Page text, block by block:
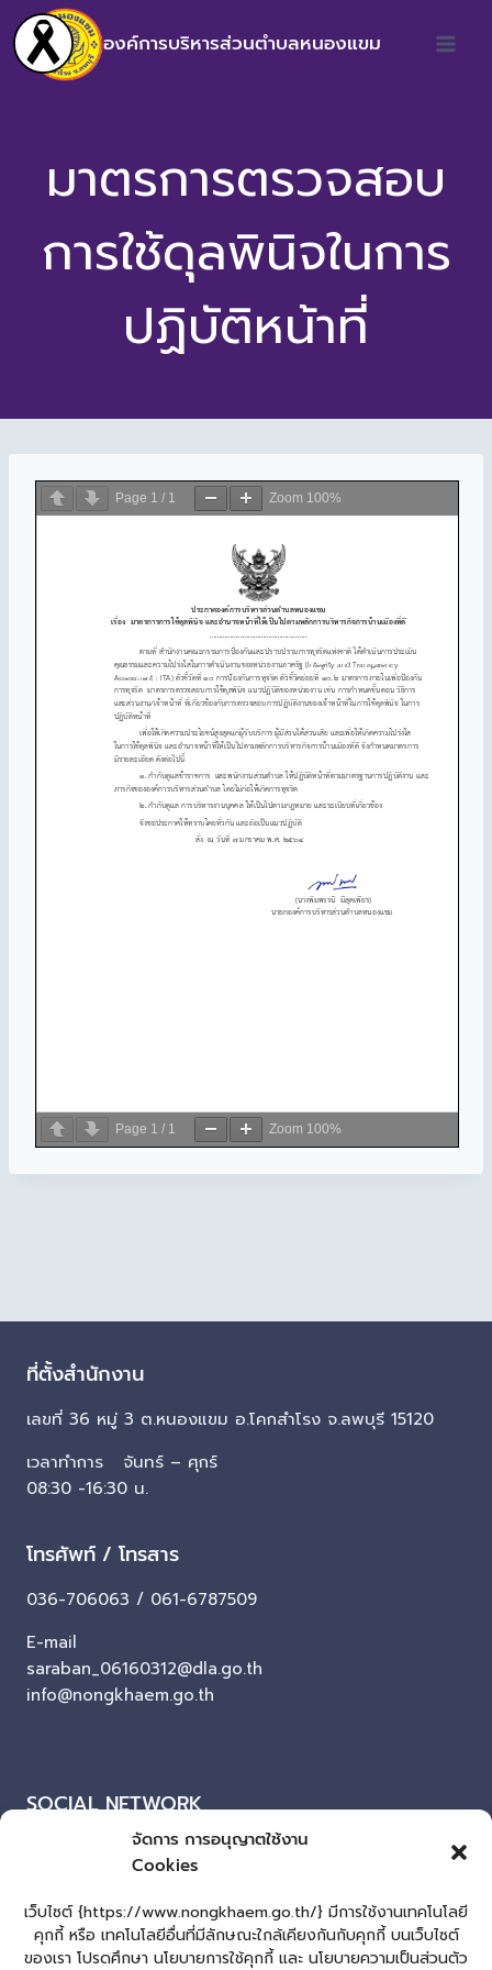
จัดการ การอนุญาตใช้งาน
Cookies
เว็บไซต์ {https://www.nongkhaem.go.th/} มีการใช้งานเทคโนโลยี
คุกกี้ หรือ เทคโนโลยีอื่นที่มีลักษณะใกล้เคียงกันกับคุกกี้ บนเว็บไซต์
ของเรา โปรดศึกษา นโยบายการใช้คุกกี้ และ นโยบายความเป็นส่วนตัว
องค์การบริหารส่วนตำบลหนองแขม
มาตรการตรวจสอบ
การใช้ดุลพินิจในการ
ปฏิบัติหน้าที่
Page 1 / 1 Zoom 100%
Page 1 / 1 Zoom 100%
ที่ตั้งสำนักงาน
เลขที่ 36 หมู่ 3 ต.หนองแขม อ.โคกสำโรง จ.ลพบุรี 15120
เวลาทำการ จันทร์ – ศุกร์
08:30 -16:30 น.
โทรศัพท์ / โทรสาร
036-706063 / 061-6787509
E-mail
saraban_06160312@dla.go.th
info@nongkhaem.go.th
SOCIAL NETWORK
Facebook
ผู้เยี่ยมชมเว็บไซต์
ผู้เยี่ยมชม : 25